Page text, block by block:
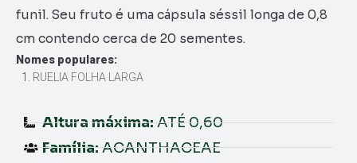
funil. Seu fruto é uma cápsula séssil longa de 0,8
cm contendo cerca de 20 sementes.
Nomes populares:
RUELIA FOLHA LARGA
Altura máxima: ATÉ 0,60
Família: ACANTHACEAE